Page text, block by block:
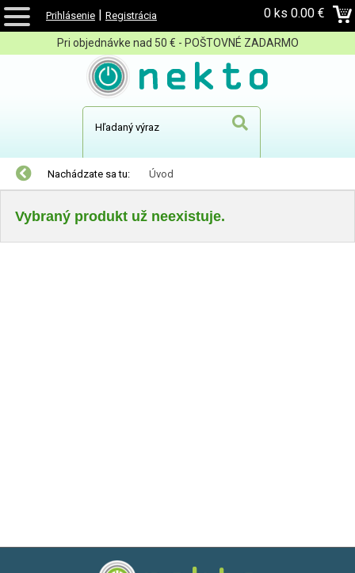
Prihlásenie | Registrácia 0 ks 0.00 €
Pri objednávke nad 50 € - POŠTOVNÉ ZADARMO
Nachádzate sa tu: Úvod
Vybraný produkt už neexistuje.